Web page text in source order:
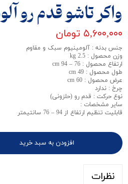
واکر تاشو قدم رو
۵,۶۰۰,۰۰۰ تومان
جنس بدنه : آلومینیوم سبک و مقاوم
وزن محصول : 2.5 kg
ارتفاع محصول : 76 – 94 cm
طول محصول : 49 cm
عرض محصول : 60 cm
چرخ : ندارد
نوع حرکت : قدم رو (حلزونی)
سایر مشخصات :
قابلیت تنظیم ارتفاع از 94 – 76 سانتیمتر
افزودن به سبد خرید
نظرات